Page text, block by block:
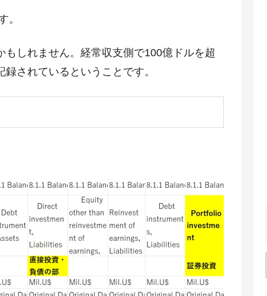
賞金とは？
ーパーリーグとは？
意外な選手とは？
。
しれません。経常収支側で100億ドルを超
されているということです。